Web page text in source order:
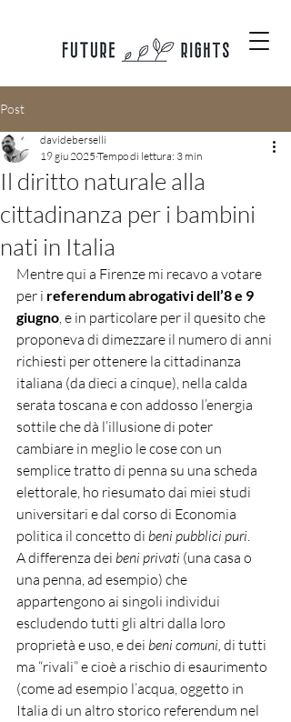
Post
Il diritto naturale alla
cittadinanza per i bambini
nati in Italia
davideberselli
19 giu 2025 Tempo di lettura: 3 min
Mentre qui a Firenze mi recavo a votare
per i referendum abrogativi dell’8 e 9
giugno, e in particolare per il quesito che
proponeva di dimezzare il numero di anni
richiesti per ottenere la cittadinanza
italiana (da dieci a cinque), nella calda
serata toscana e con addosso l’energia
sottile che dà l’illusione di poter
cambiare in meglio le cose con un
semplice tratto di penna su una scheda
elettorale, ho riesumato dai miei studi
universitari e dal corso di Economia
politica il concetto di beni pubblici puri.
A differenza dei beni privati (una casa o
una penna, ad esempio) che
appartengono ai singoli individui
escludendo tutti gli altri dalla loro
proprietà e uso, e dei beni comuni, di tutti
ma “rivali” e cioè a rischio di esaurimento
(come ad esempio l’acqua, oggetto in
Italia di un altro storico referendum nel